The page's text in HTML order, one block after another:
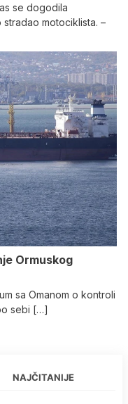
se dogodila
motociklista. –
Ormuskog
sa Omanom o kontroli
sebi […]
NAJČITANIJE